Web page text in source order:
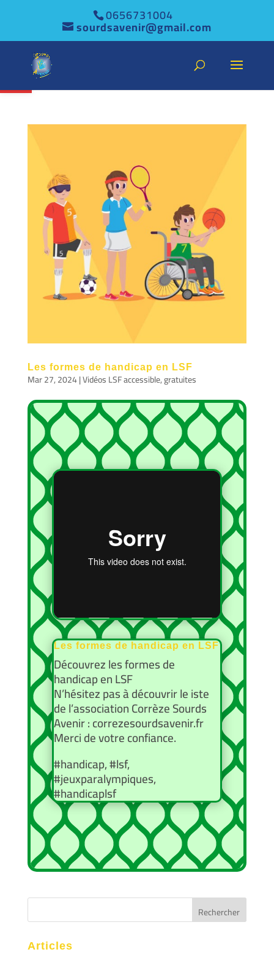
Ouvrir la barre d’outils
0656731004
sourdsavenir@gmail.com
Les formes de handicap en LSF
Mar 27, 2024|Vidéos LSF accessible, gratuites
Les formes de handicap en LSF
Découvrez les formes de
handicap en LSF
N’hésitez pas à découvrir le iste
de l’association Corrèze Sourds
Avenir : correzesourdsavenir.fr
Merci de votre confiance.
#handicap, #lsf,
#jeuxparalympiques,
#handicaplsf
Articles